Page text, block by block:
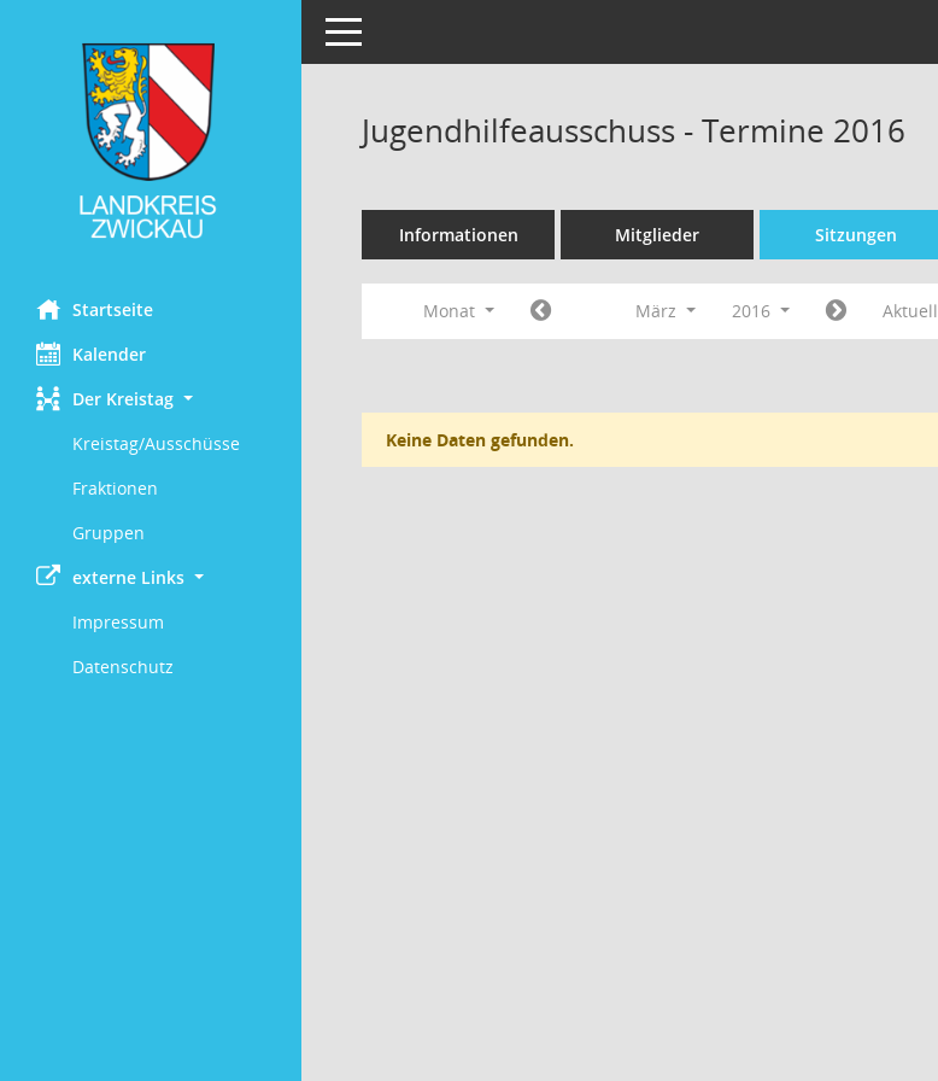
Startseite
Kalender
Der Kreistag
Kreistag/Ausschüsse
Fraktionen
Gruppen
externe Links
Impressum
Datenschutz
Toggle navigation
Jugendhilfeausschuss - Termine 2016
Informationen Mitglieder Sitzungen
Monat März 2016 Aktuell
Keine Daten gefunden.